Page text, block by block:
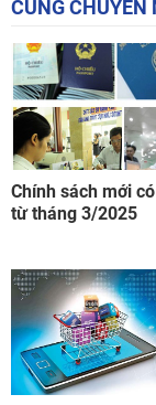
CÙNG CHUYÊN
Chính sách mới
từ tháng 3/2025